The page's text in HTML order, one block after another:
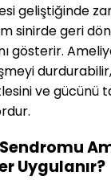
geliştiğinde
sinirde geri
gösterir.
ve gücünü
Uygulanır?